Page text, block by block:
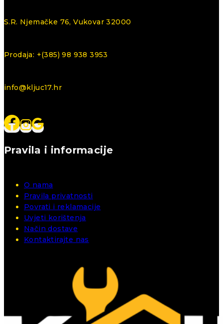
S.R. Njemačke 76, Vukovar 32000
Prodaja: +(385) 98 938 3953
info@kljuc17.hr
Pravila i informacije
O nama
Pravila privatnosti
Povrati i reklamacije
Uvjeti korištenja
Način dostave
Kontaktirajte nas